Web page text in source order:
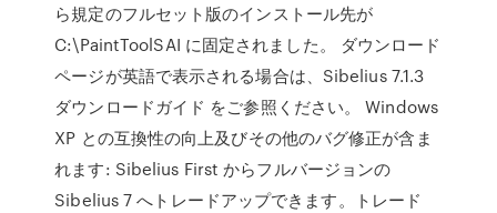
ら規定のフルセット版のインストール先が
C:\PaintToolSAI に固定されました。 ダウンロード
ページが英語で表示される場合は、Sibelius 7.1.3
ダウンロードガイド をご参照ください。 Windows
XP との互換性の向上及びその他のバグ修正が含ま
れます: Sibelius First からフルバージョンの
Sibelius 7 へトレードアップできます。トレード